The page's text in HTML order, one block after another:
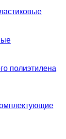
полиэтилена